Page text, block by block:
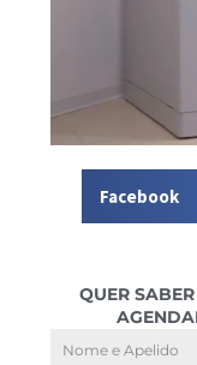
Facebook
QUER